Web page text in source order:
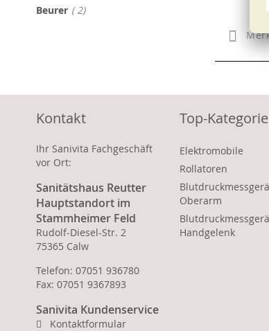
Beurer 2Artikel
Kontakt
Ihr Sanivita Fachgeschäft
vor Ort:
Sanitätshaus Reutter
Hauptstandort im
Stammheimer Feld
Rudolf-Diesel-Str. 2
75365 Calw
Telefon: 07051 936780
Fax: 07051 9367893
Sanivita Kundenservice
Kontaktformular
Top-
Elektromobile
Rollatoren
Oberarm
Handgelenk